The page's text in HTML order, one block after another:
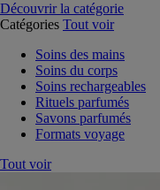
Découvrir la catégorie
Catégories Tout voir
Soins des mains
Soins du corps
Soins rechargeables
Rituels parfumés
Savons parfumés
Formats voyage
Tout voir